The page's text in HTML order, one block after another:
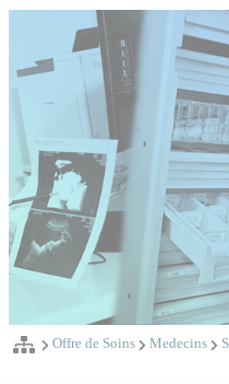
Offre de Soins Medecins